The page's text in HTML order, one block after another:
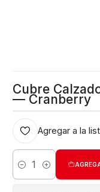
Cubre
— Cranberry
Agregar a la
Cantidad